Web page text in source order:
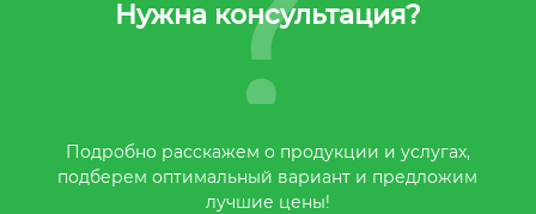
Нужна консультация?
Подробно расскажем о продукции и услугах,
подберем оптимальный вариант и предложим
лучшие цены!